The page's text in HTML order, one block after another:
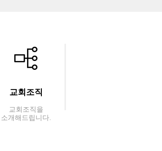
교회조직
교회조직을
소개해드립니다.